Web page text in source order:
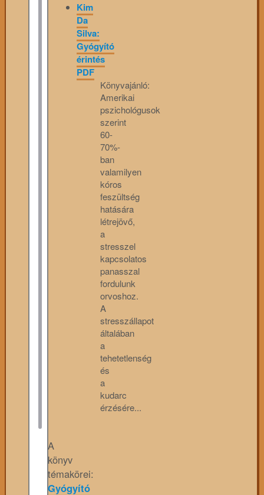
Kim
Da
Silva:
Gyógyító
érintés
PDF
Könyvajánló:
Amerikai
pszichológusok
szerint
60-
70%-
ban
valamilyen
kóros
feszültség
hatására
létrejövő,
a
stresszel
kapcsolatos
panasszal
fordulunk
orvoshoz.
A
stresszállapot
általában
a
tehetetlenség
és
a
kudarc
érzésére...
A
könyv
témakörei:
Gyógyító